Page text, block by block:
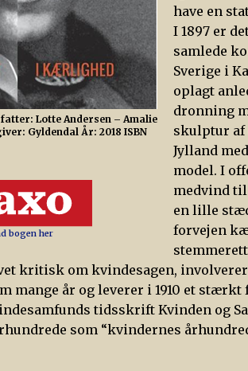
Lotte Andersen – Amalie
Gyldendal År: 2018 ISBN
bogen her
have en
I 1897 er
samlede
Sverige i
oplagt
dronning
skulptur
Jylland
model. I
medvind
en lille
forvejen
kritisk om kvindesagen,
mange år og leverer i 1910 et
tidsskrift Kvinden og
som “kvindernes